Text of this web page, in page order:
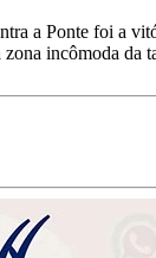
a Ponte foi a
zona incômoda da